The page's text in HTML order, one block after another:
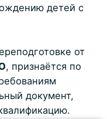
детей с
от
, признаётся по
документ,